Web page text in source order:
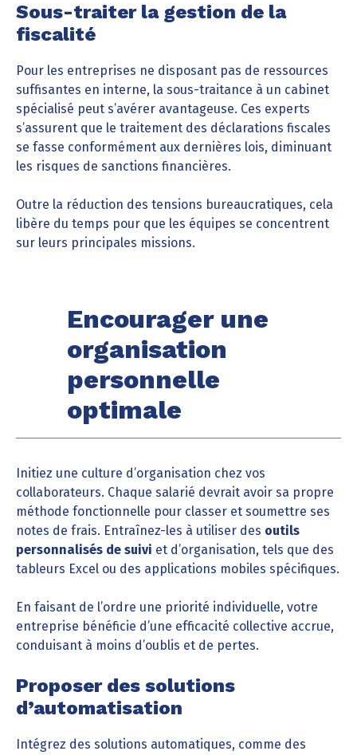
Sous-traiter la gestion de la
fiscalité
Pour les entreprises ne disposant pas de ressources
suffisantes en interne, la sous-traitance à un cabinet
spécialisé peut s’avérer avantageuse. Ces experts
s’assurent que le traitement des déclarations fiscales
se fasse conformément aux dernières lois, diminuant
les risques de sanctions financières.
Outre la réduction des tensions bureaucratiques, cela
libère du temps pour que les équipes se concentrent
sur leurs principales missions.
Encourager une
organisation
personnelle
optimale
Initiez une culture d’organisation chez vos
collaborateurs. Chaque salarié devrait avoir sa propre
méthode fonctionnelle pour classer et soumettre ses
notes de frais. Entraînez-les à utiliser des outils
personnalisés de suivi et d’organisation, tels que des
tableurs Excel ou des applications mobiles spécifiques.
En faisant de l’ordre une priorité individuelle, votre
entreprise bénéficie d’une efficacité collective accrue,
conduisant à moins d’oublis et de pertes.
Proposer des solutions
d’automatisation
Intégrez des solutions automatiques, comme des